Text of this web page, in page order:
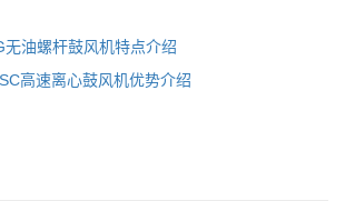
无油螺杆鼓风机特点介绍
高速离心鼓风机优势介绍